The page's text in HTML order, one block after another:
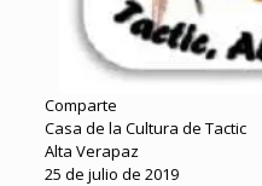
Comparte
Casa de la Cultura de Tactic
Alta Verapaz
25 de julio de 2019